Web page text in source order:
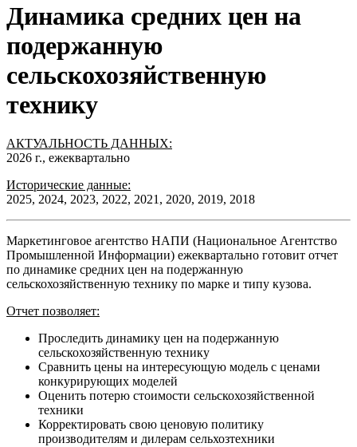
Динамика средних цен на
подержанную
сельскохозяйственную
технику
АКТУАЛЬНОСТЬ ДАННЫХ:
2026 г., ежеквартально
Исторические данные:
2025, 2024, 2023, 2022, 2021, 2020, 2019, 2018
Маркетинговое агентство НАПИ (Национальное Агентство
Промышленной Информации) ежеквартально готовит отчет
по динамике средних цен на подержанную
сельскохозяйственную технику по марке и типу кузова.
Отчет позволяет:
Проследить динамику цен на подержанную
сельскохозяйственную технику
Сравнить цены на интересующую модель с ценами
конкурирующих моделей
Оценить потерю стоимости сельскохозяйственной
техники
Корректировать свою ценовую политику
производителям и дилерам сельхозтехники